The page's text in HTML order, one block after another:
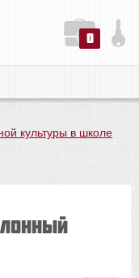
0
культуры в школе